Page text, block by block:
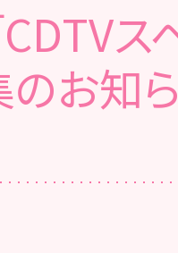
CDTVス
のお知